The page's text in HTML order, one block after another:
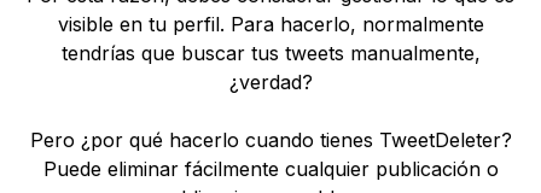
visible en tu perfil. Para hacerlo, normalmente
tendrías que buscar tus tweets manualmente,
¿verdad?
Pero ¿por qué hacerlo cuando tienes TweetDeleter?
Puede eliminar fácilmente cualquier publicación o